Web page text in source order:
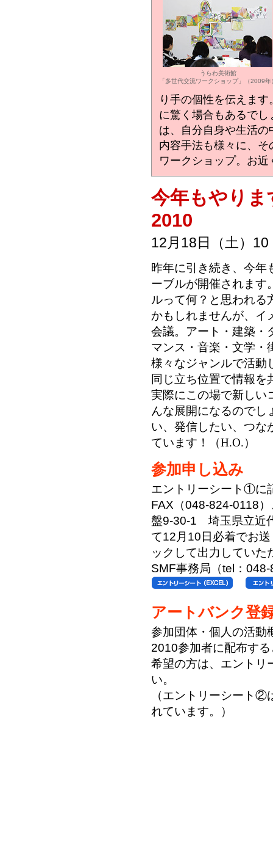
うらわ美術館
「多世代交流ワークショップ」（2009年
り手の個性を伝えま
に驚く場合もあるで
は、自分自身や生活
内容手法も様々に、
ワークショップ。お
今年もやり
2010
12月18日（土）
昨年に引き続き、今年
ーブルが開催されます
ルって何？と思われる
かもしれませんが、イ
会議。アート・建築・
マンス・音楽・文学・
様々なジャンルで活動
同じ立ち位置で情報を
実際にこの場で新しい
んな展開になるので
い、発信したい、つな
ています！（H.O.）
参加申し込み
エントリーシート①に
FAX（048-824-0118
盤9-30-1 埼玉県立近
て12月10日必着でお
ックして出力してい
SMF事務局（tel：
アートバンク登
参加団体・個人の活動
2010参加者に配布す
希望の方は、エント
い。
（エントリーシート
れています。）